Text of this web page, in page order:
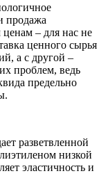
продажа
– для нас не
ценного сырья
а с другой –
проблем, ведь
предельно
разветвленной
низкой
эластичность и